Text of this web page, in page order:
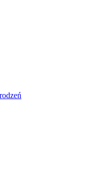
do serwisu